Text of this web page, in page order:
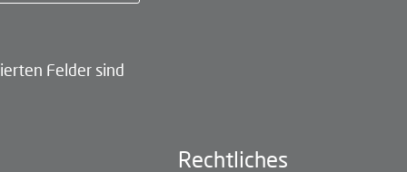
Felder sind
Rechtliches